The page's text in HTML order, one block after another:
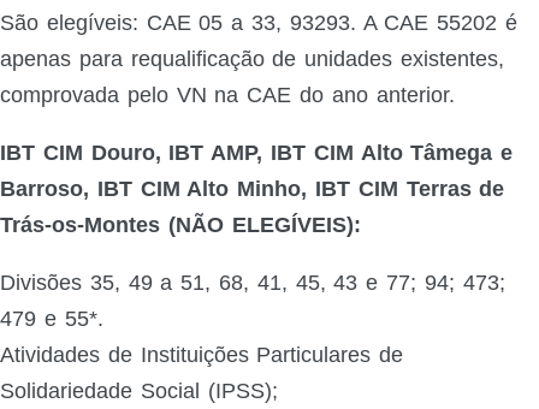
São elegíveis: CAE 05 a 33, 93293. A CAE 55202 é
apenas para requalificação de unidades existentes,
comprovada pelo VN na CAE do ano anterior.
IBT CIM Douro, IBT AMP, IBT CIM Alto Tâmega e
Barroso, IBT CIM Alto Minho, IBT CIM Terras de
Trás-os-Montes (NÃO ELEGÍVEIS):
Divisões 35, 49 a 51, 68, 41, 45, 43 e 77; 94; 473;
479 e 55*.
Atividades de Instituições Particulares de
Solidariedade Social (IPSS);